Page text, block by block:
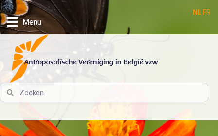
Menu
Antroposofische Vereniging in België vzw
NL FR